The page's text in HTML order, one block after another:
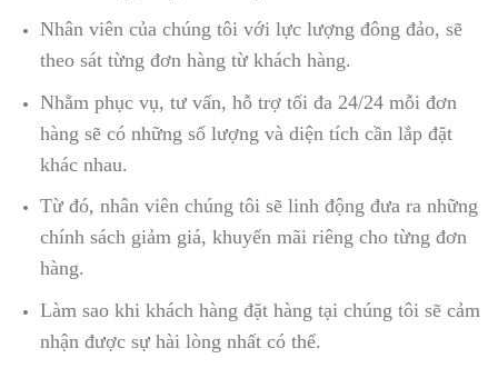
Nhân viên của chúng tôi với lực lượng đông đảo, sẽ
theo sát từng đơn hàng từ khách hàng.
Nhằm phục vụ, tư vấn, hỗ trợ tối đa 24/24 mỗi đơn
hàng sẽ có những số lượng và diện tích cần lắp đặt
khác nhau.
Từ đó, nhân viên chúng tôi sẽ linh động đưa ra những
chính sách giảm giá, khuyến mãi riêng cho từng đơn
hàng.
Làm sao khi khách hàng đặt hàng tại chúng tôi sẽ cảm
nhận được sự hài lòng nhất có thể.